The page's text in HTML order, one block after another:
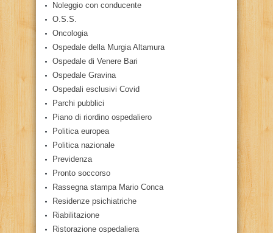
Noleggio con conducente
O.S.S.
Oncologia
Ospedale della Murgia Altamura
Ospedale di Venere Bari
Ospedale Gravina
Ospedali esclusivi Covid
Parchi pubblici
Piano di riordino ospedaliero
Politica europea
Politica nazionale
Previdenza
Pronto soccorso
Rassegna stampa Mario Conca
Residenze psichiatriche
Riabilitazione
Ristorazione ospedaliera